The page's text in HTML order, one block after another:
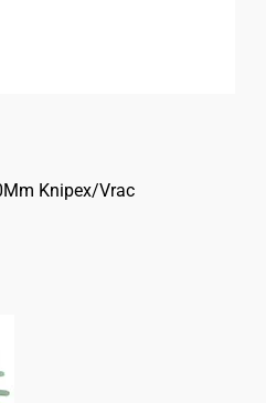
Knipex/Vrac